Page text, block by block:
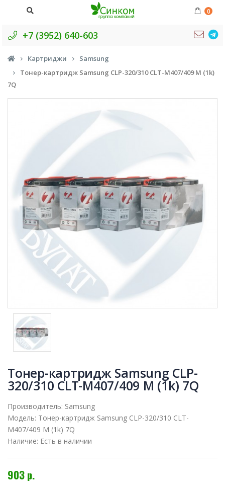
0
+7 (3952) 640-603
Картриджи
Samsung
Тонер-картридж Samsung CLP-320/310 CLT-M407/409 M (1k)
7Q
Тонер-картридж Samsung CLP-
320/310 CLT-M407/409 M (1k) 7Q
Производитель: Samsung
Модель: Тонер-картридж Samsung CLP-320/310 CLT-
M407/409 M (1k) 7Q
Наличие: Есть в наличии
903 р.